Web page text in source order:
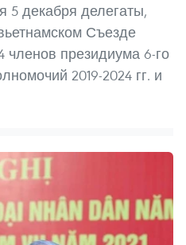
5 декабря делегаты,
Съезде
членов президиума 6-го
2019-2024 гг. и